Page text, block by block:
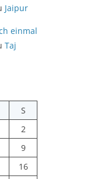
Jaipur
einmal
Taj
S
2
9
16